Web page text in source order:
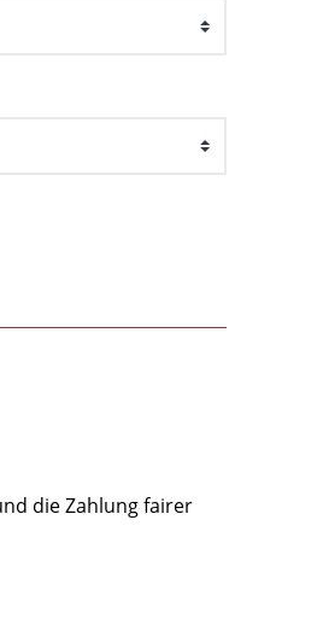
die Zahlung fairer